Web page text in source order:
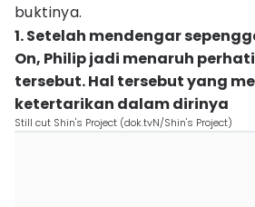
buktinya.
1. Setelah mendengar
On, Philip jadi menaruh
tersebut. Hal tersebut yang
ketertarikan dalam dirinya
Still cut Shin's Project (dok.tvN/Shin's Project)